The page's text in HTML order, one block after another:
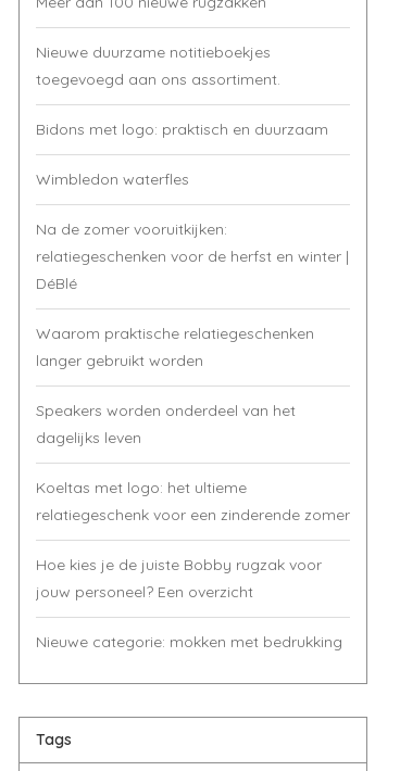
Nieuwe duurzame notitieboekjes
toegevoegd aan ons assortiment.
Bidons met logo: praktisch en duurzaam
Wimbledon waterfles
Na de zomer vooruitkijken:
relatiegeschenken voor de herfst en winter |
DéBlé
Waarom praktische relatiegeschenken
langer gebruikt worden
Speakers worden onderdeel van het
dagelijks leven
Koeltas met logo: het ultieme
relatiegeschenk voor een zinderende zomer
Hoe kies je de juiste Bobby rugzak voor
jouw personeel? Een overzicht
Nieuwe categorie: mokken met bedrukking
Tags